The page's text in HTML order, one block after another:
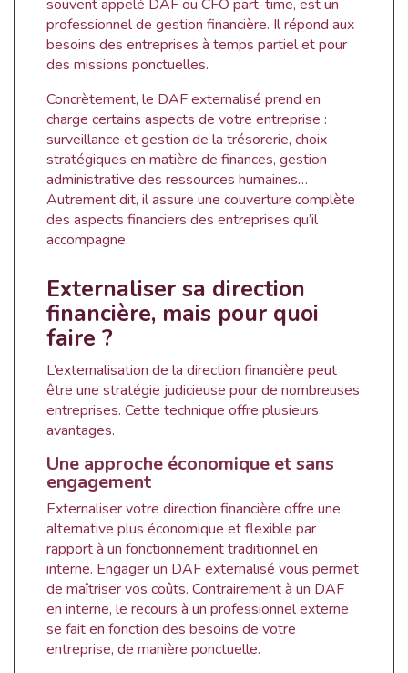
souvent appelé DAF ou CFO part-time, est un
professionnel de gestion financière. Il répond aux
besoins des entreprises à temps partiel et pour
des missions ponctuelles.
Concrètement, le DAF externalisé prend en
charge certains aspects de votre entreprise :
surveillance et gestion de la trésorerie, choix
stratégiques en matière de finances, gestion
administrative des ressources humaines…
Autrement dit, il assure une couverture complète
des aspects financiers des entreprises qu’il
accompagne.
Externaliser sa direction
financière, mais pour quoi
faire ?
L’externalisation de la direction financière peut
être une stratégie judicieuse pour de nombreuses
entreprises. Cette technique offre plusieurs
avantages.
Une approche économique et sans
engagement
Externaliser votre direction financière offre une
alternative plus économique et flexible par
rapport à un fonctionnement traditionnel en
interne. Engager un DAF externalisé vous permet
de maîtriser vos coûts. Contrairement à un DAF
en interne, le recours à un professionnel externe
se fait en fonction des besoins de votre
entreprise, de manière ponctuelle.